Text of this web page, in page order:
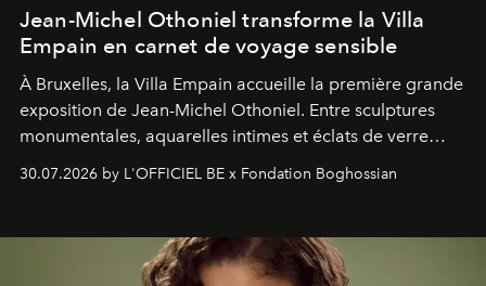
Jean-Michel Othoniel transforme la Villa
Empain en carnet de voyage sensible
À Bruxelles, la Villa Empain accueille la première grande
exposition de Jean-Michel Othoniel. Entre sculptures
monumentales, aquarelles intimes et éclats de verre
soufflé, l’artiste français compose un itinéraire
émotionnel où chaque œuvre devient le souvenir
émerveillement.
30.07.2026 by L'OFFICIEL BE x Fondation Boghossian